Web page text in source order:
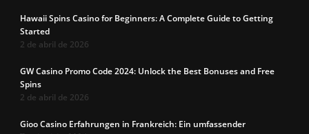
Hawaii Spins Casino for Beginners: A Complete Guide to Getting
Started
2 de abril de 2026
GW Casino Promo Code 2024: Unlock the Best Bonuses and Free
Spins
2 de abril de 2026
Gioo Casino Erfahrungen in Frankreich: Ein umfassender